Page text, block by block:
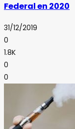
Federal en 2020
31/12/2019
0
1.8K
0
0